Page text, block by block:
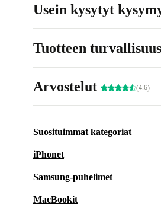
Usein kysytyt
Tuotteen
Arvostelut (4.6)
Suosituimmat kategoriat
iPhonet
Samsung-puhelimet
MacBookit